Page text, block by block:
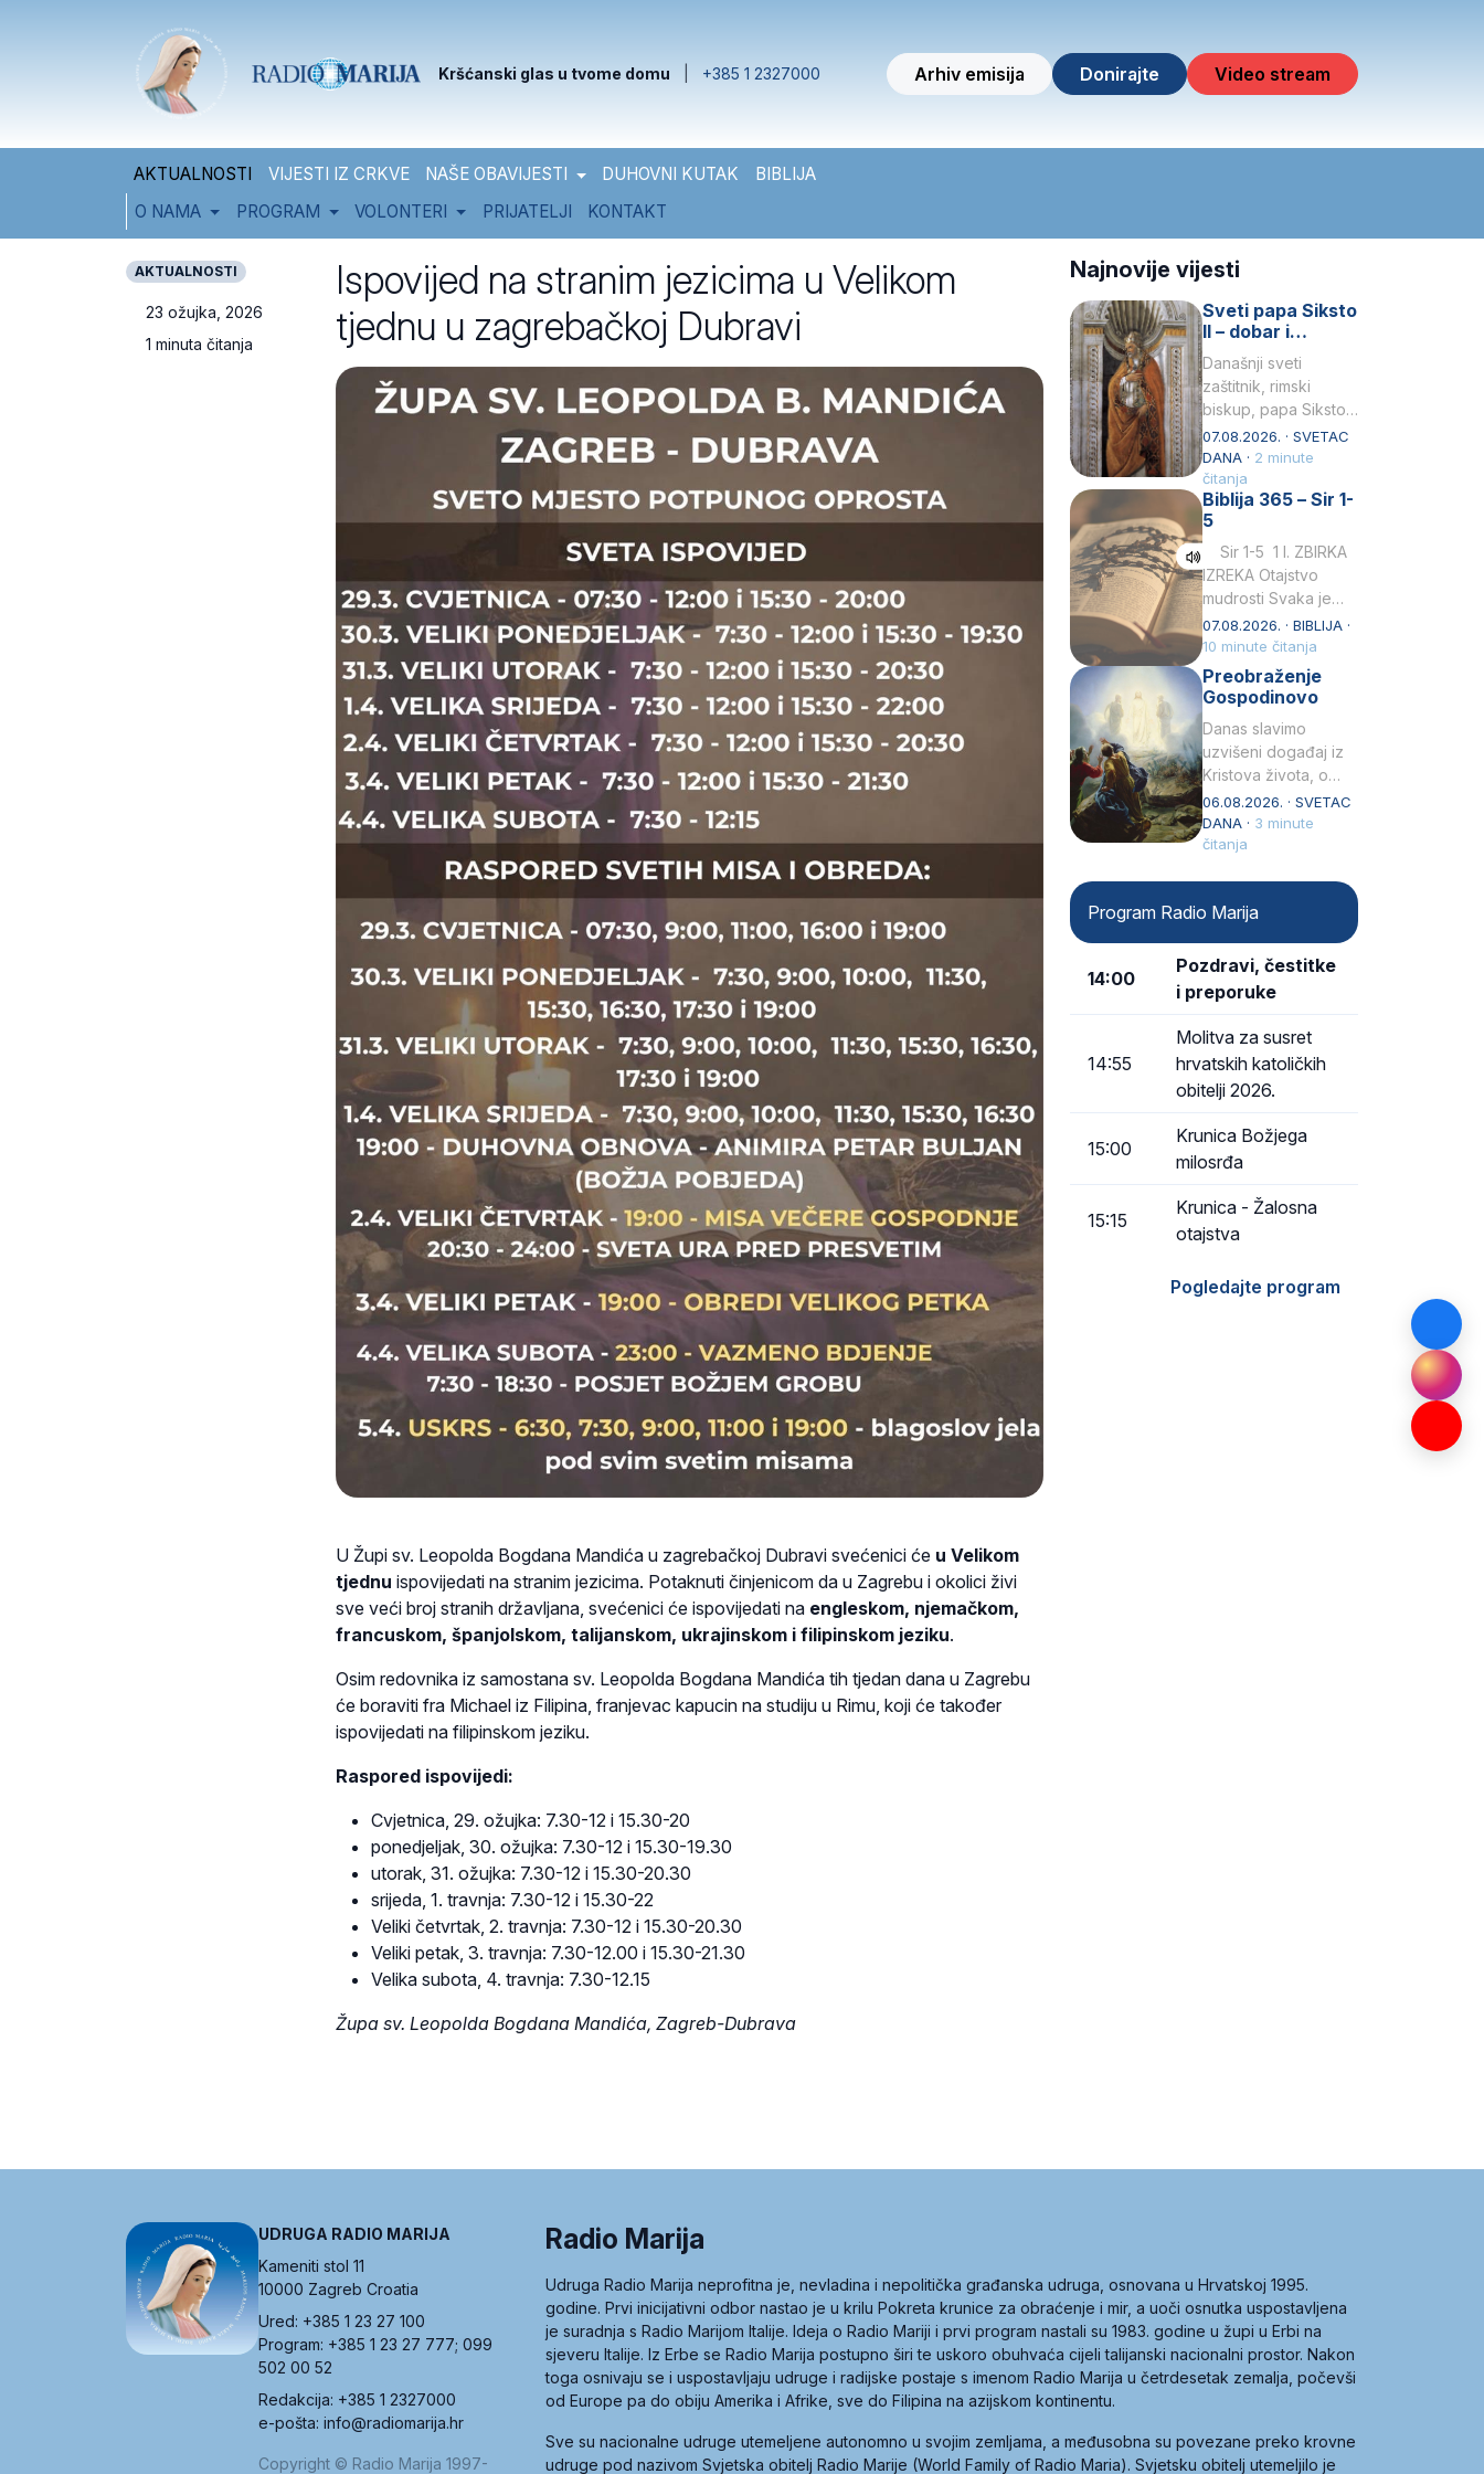
Kršćanski glas u tvome domu +385 1 2327000 Arhiv emisija Donirajte Video stream
AKTUALNOSTI VIJESTI IZ CRKVE NAŠE OBAVIJESTI DUHOVNI KUTAK
BIBLIJA
O NAMA
PROGRAM VOLONTERI PRIJATELJI KONTAKT
AKTUALNOSTI
23 ožujka, 2026
1 minuta čitanja
Ispovijed na stranim jezicima u Velikom
tjednu u zagrebačkoj Dubravi
U Župi sv. Leopolda Bogdana Mandića u zagrebačkoj Dubravi svećenici će u Velikom
tjednu ispovijedati na stranim jezicima. Potaknuti činjenicom da u Zagrebu i okolici živi
sve veći broj stranih državljana, svećenici će ispovijedati na engleskom, njemačkom,
francuskom, španjolskom, talijanskom, ukrajinskom i filipinskom jeziku.
Osim redovnika iz samostana sv. Leopolda Bogdana Mandića tih tjedan dana u Zagrebu
će boraviti fra Michael iz Filipina, franjevac kapucin na studiju u Rimu, koji će također
ispovijedati na filipinskom jeziku.
Raspored ispovijedi:
Cvjetnica, 29. ožujka: 7.30-12 i 15.30-20
ponedjeljak, 30. ožujka: 7.30-12 i 15.30-19.30
utorak, 31. ožujka: 7.30-12 i 15.30-20.30
srijeda, 1. travnja: 7.30-12 i 15.30-22
Veliki četvrtak, 2. travnja: 7.30-12 i 15.30-20.30
Veliki petak, 3. travnja: 7.30-12.00 i 15.30-21.30
Velika subota, 4. travnja: 7.30-12.15
Župa sv. Leopolda Bogdana Mandića, Zagreb-Dubrava
Najnovije vijesti
Sveti papa Siksto
II – dobar i
miroljubiv pastir
Današnji sveti
zaštitnik, rimski
biskup, papa Siksto
(Sixtus) II, prema
knjizi Liber
Pontificalis bio je
rođenjem Grk.
Obnovio je odnose s
afričkim…
07.08.2026. · SVETAC
DANA · 2 minute
čitanja
Biblija 365 – Sir 1-
5
Sir 1-5 1 I. ZBIRKA
IZREKA Otajstvo
mudrosti Svaka je
mudrost od Gospoda
i s njime je dovijeka.2
Tko će…
07.08.2026. · BIBLIJA ·
10 minute čitanja
Preobraženje
Gospodinovo
Danas slavimo
uzvišeni događaj iz
Kristova života, o
kojem nas izvješćuju
evanđelisti Matej,
Marko i Luka te sveti
06.08.2026. · SVETAC
DANA · 3 minute
čitanja
Program Radio Marija
14:00
Pozdravi, čestitke
i preporuke
14:55
Molitva za susret
hrvatskih katoličkih
obitelji 2026.
15:00
Krunica Božjega
milosrđa
15:15
Krunica - Žalosna
otajstva
Pogledajte program
UDRUGA RADIO MARIJA
Kameniti stol 11
10000 Zagreb Croatia
Ured: +385 1 23 27 100
Program: +385 1 23 27 777; 099
502 00 52
Redakcija: +385 1 2327000
e-pošta: info@radiomarija.hr
Copyright © Radio Marija 1997-
Radio Marija
Udruga Radio Marija neprofitna je, nevladina i nepolitička građanska udruga, osnovana u Hrvatskoj 1995.
godine. Prvi inicijativni odbor nastao je u krilu Pokreta krunice za obraćenje i mir, a uoči osnutka uspostavljena
je suradnja s Radio Marijom Italije. Ideja o Radio Mariji i prvi program nastali su 1983. godine u župi u Erbi na
sjeveru Italije. Iz Erbe se Radio Marija postupno širi te uskoro obuhvaća cijeli talijanski nacionalni prostor. Nakon
toga osnivaju se i uspostavljaju udruge i radijske postaje s imenom Radio Marija u četrdesetak zemalja, počevši
od Europe pa do obiju Amerika i Afrike, sve do Filipina na azijskom kontinentu.
Sve su nacionalne udruge utemeljene autonomno u svojim zemljama, a međusobna su povezane preko krovne
udruge pod nazivom Svjetska obitelj Radio Marije (World Family of Radio Maria). Svjetsku obitelj utemeljilo je